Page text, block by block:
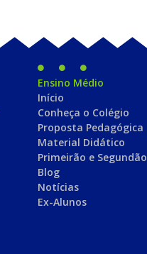
Ensino Médio
Início
Conheça o Colégio
Proposta Pedagógica
Material Didático
Primeirão e Segundão
Blog
Notícias
Ex-Alunos